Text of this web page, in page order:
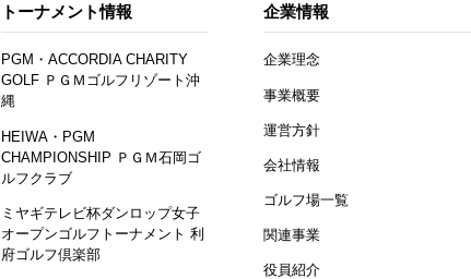
トーナメント情報
PGM・ACCORDIA CHARITY
GOLF ＰＧＭゴルフリゾート沖
縄
HEIWA・PGM
CHAMPIONSHIP ＰＧＭ石岡ゴ
ルフクラブ
ミヤギテレビ杯ダンロップ女子
オープンゴルフトーナメント 利
府ゴルフ倶楽部
企業情報
企業理念
事業概要
運営方針
会社情報
ゴルフ場一覧
関連事業
役員紹介